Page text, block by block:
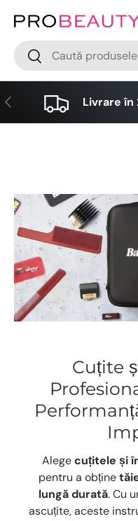
Sari la conținut
Cǎutare
Cǎutare
Anterior Livrare în
Cuțite
Alegecuțitele și
pentru a obține
lungă durată. Cu
ascuțite, aceste